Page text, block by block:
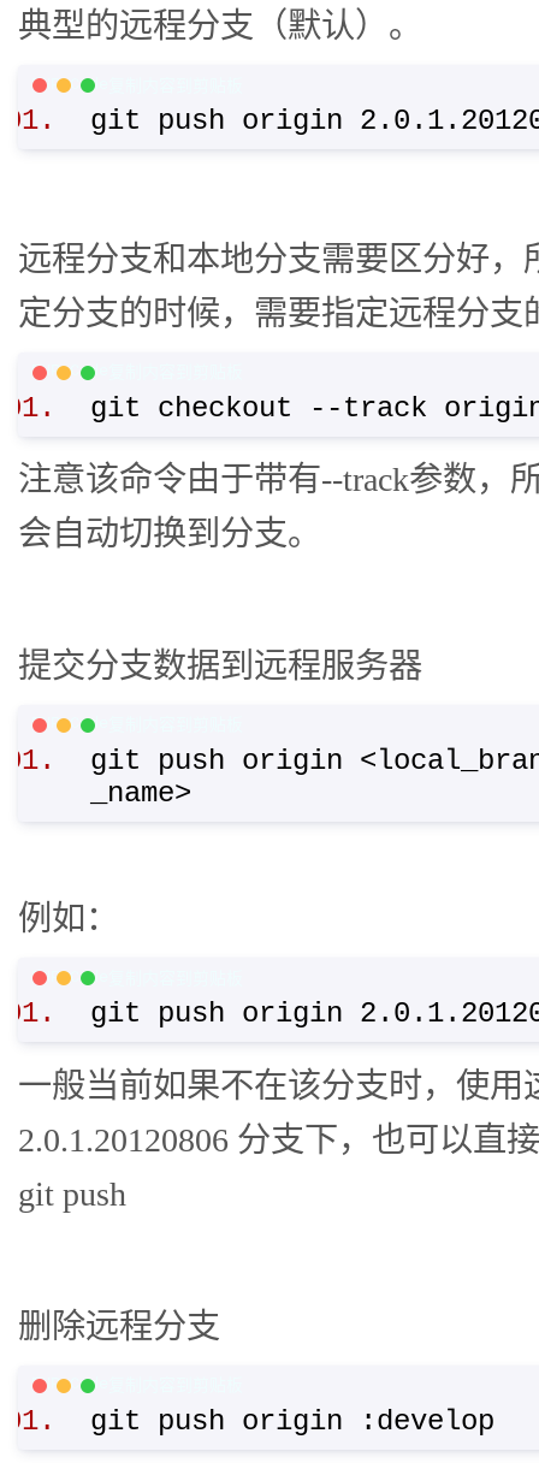
典型的远程分支（默认）。
PHP Code
git push origin
远程分支和本地分支需要区分好
定分支的时候，需要指定远程分支
PHP Code
git checkout --track
注意该命令由于带有--track参数，
会自动切换到分支。
提交分支数据到远程服务器
PHP Code
git push origin
_name>
例如：
PHP Code
git push origin
一般当前如果不在该分支时，使
2.0.1.20120806 分支下，也可以直
git push
删除远程分支
PHP Code
git push origin :develop